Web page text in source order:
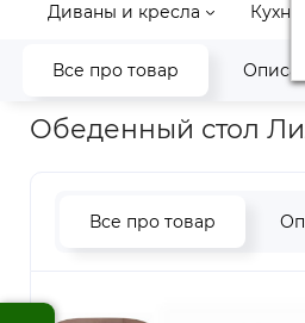
Диваны и кресла Кухни
Все про товар
Главная Столы и стулья
Обеденный стол
Все про товар